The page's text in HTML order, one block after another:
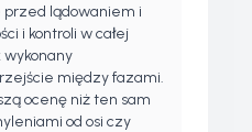
lądowaniem i
i kontroli w całej
między fazami.
ocenę niż ten sam
od osi czy